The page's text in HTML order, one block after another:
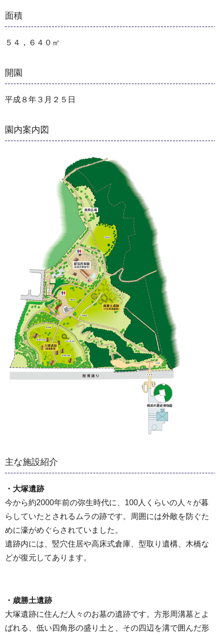
面積
５４，６４０㎡
開園
平成８年３月２５日
園内案内図
主な施設紹介
・大塚遺跡
今から約2000年前の弥生時代に、100人くらいの人々が暮
らしていたとされるムラの跡です。周囲には外敵を防ぐた
めに濠がめぐらされていました。
遺跡内には、竪穴住居や高床式倉庫、型取り遺構、木橋な
どが復元してあります。
・歳勝土遺跡
大塚遺跡に住んだ人々のお墓の遺跡です。方形周溝墓とよ
ばれる、低い四角形の盛り土と、その四辺を溝で囲んだ形